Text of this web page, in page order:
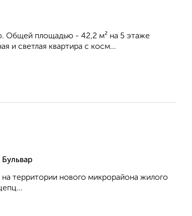
Общей площадью - 42,2 м² на 5 этаже
и светлая квартира с кocм...
на территории нового микрорайона жилого